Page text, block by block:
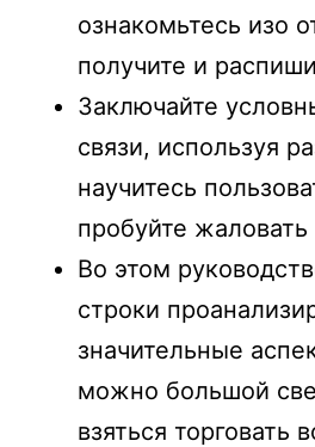
ознакомьтесь изо
получите и
Заключайте
связи, используя
научитесь
пробуйте жаловать
Во этом
строки
значительные
можно большой
взяться торговать